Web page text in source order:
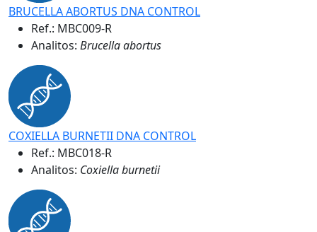
BRUCELLA ABORTUS DNA CONTROL
Ref.: MBC009-R
Analitos: Brucella abortus
COXIELLA BURNETII DNA CONTROL
Ref.: MBC018-R
Analitos: Coxiella burnetii